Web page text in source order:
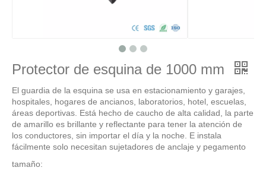
Protector de esquina de 1000 mm
El guardia de la esquina se usa en estacionamiento y garajes,
hospitales, hogares de ancianos, laboratorios, hotel, escuelas,
áreas deportivas. Está hecho de caucho de alta calidad, la parte
de amarillo es brillante y reflectante para tener la atención de
los conductores, sin importar el día y la noche. E instala
fácilmente solo necesitan sujetadores de anclaje y pegamento
tamaño: